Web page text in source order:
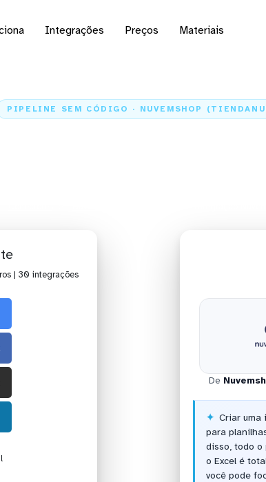
Integrações Preços Materiais
PIPELINE SEM CÓDIGO · NUVEMSHOP
| 30 integrações
De
Criar uma
para
disso, todo o
o Excel é
você pode